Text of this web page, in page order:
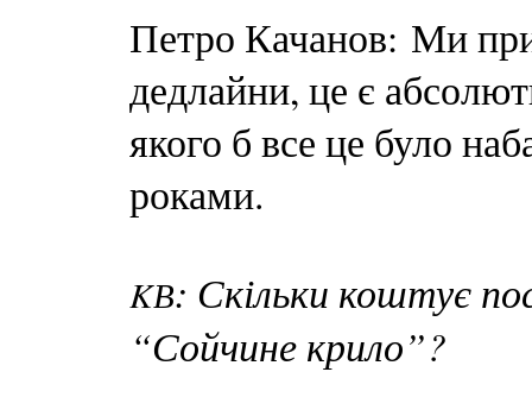
Петро Качанов: Ми
дедлайни, це є
якого б все це було
роками.
KВ: Скільки коштує
“Сойчине крило”?